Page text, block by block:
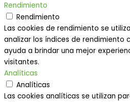
Rendimiento
Rendimiento
Las cookies de rendimiento se
analizar los índices de rendimiento
ayuda a brindar una mejor
visitantes.
Analíticas
Analíticas
Las cookies analíticas se utilizan